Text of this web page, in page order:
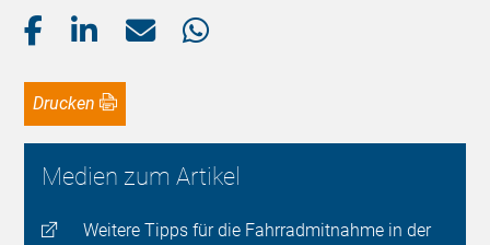
Drucken
Medien zum Artikel
Weitere Tipps für die Fahrradmitnahme in der